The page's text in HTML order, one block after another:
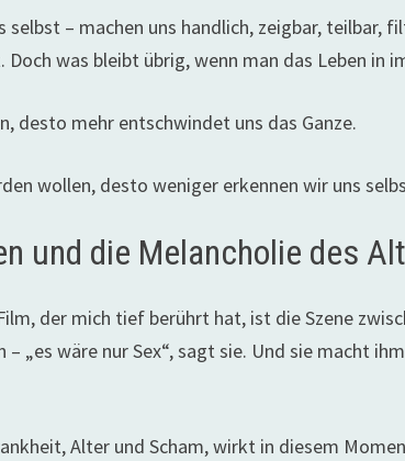
selbst – machen uns handlich, zeigbar, teilbar,
was bleibt übrig, wenn man das Leben in
desto mehr entschwindet uns das Ganze.
wollen, desto weniger erkennen wir uns
und die Melancholie des
der mich tief berührt hat, ist die Szene
„es wäre nur Sex“, sagt sie. Und sie macht
Alter und Scham, wirkt in diesem